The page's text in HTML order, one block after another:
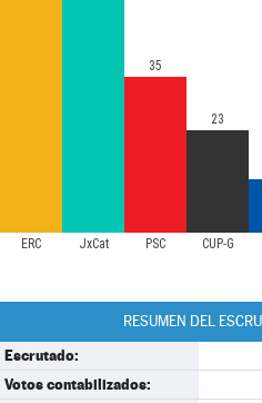
ERC JxCat PSC CUP-G
35
23
RESUMEN DEL
Escrutado:
Votos contabilizados: